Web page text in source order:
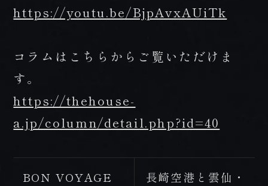
tel.0957-73-3331
月～金 9:00～18:00 / 土・日・祝 10:00～18:00
〒854-0621 長崎県雲仙市小浜町雲仙320番地
FAX 0957-73-2313
お知らせ
プライバシーポリシー・宿泊約款
https://youtu.be/BjpAvxAUiTk
コラムはこちらからご覧いただけま
す。
https://thehouse-
a.jp/column/detail.php?id=40
BON VOYAGE
長崎空港と雲仙・